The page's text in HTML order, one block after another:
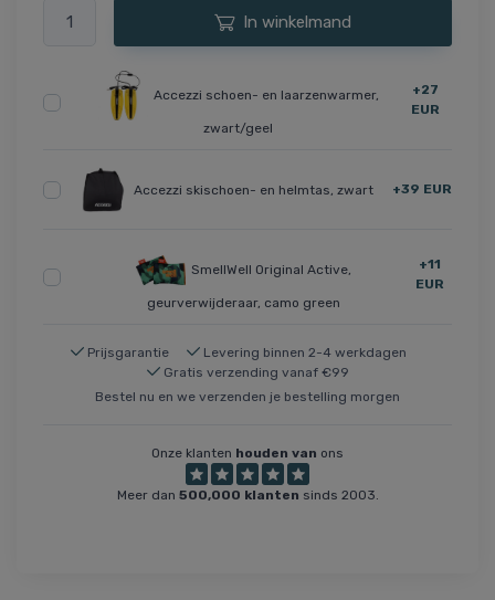
In winkelmand
Accezzi schoen- en laarzenwarmer,
zwart/geel
+27
EUR
Accezzi skischoen- en helmtas, zwart +39 EUR
SmellWell Original Active,
geurverwijderaar, camo green
+11
EUR
Prijsgarantie
Levering binnen 2-4 werkdagen
Gratis verzending vanaf €99
Bestel nu en we verzenden je bestelling morgen
Onze klanten houden van ons
Meer dan 500,000 klanten sinds 2003.